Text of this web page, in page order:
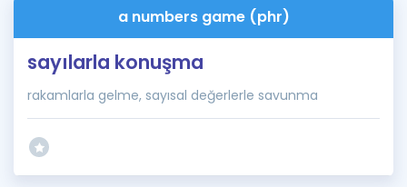
İngilizce Gramera numbers game (phr)
sayılarla konuşma
rakamlarla gelme, sayısal değerlerle savunma